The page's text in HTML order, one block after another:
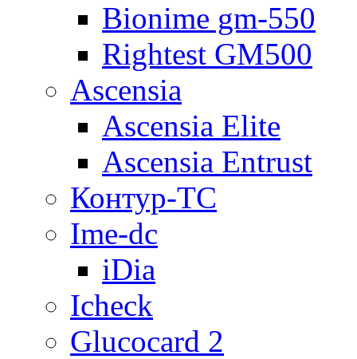
Bionime gm-550
Rightest GM500
Ascensia
Ascensia Elite
Ascensia Entrust
Контур-ТС
Ime-dc
iDia
Icheck
Glucocard 2